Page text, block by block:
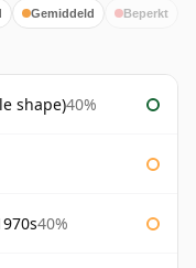
Gemiddeld Beperkt
shape)40%
40%